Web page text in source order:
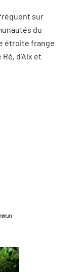
sur
du
étroite frange
d’Aix et